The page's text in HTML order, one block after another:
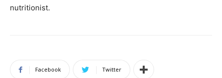
nutritionist.
Facebook Twitter